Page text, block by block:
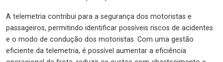
A telemetria contribui para a segurança dos motoristas e
passageiros, permitindo identificar possíveis riscos de acidentes
e o modo de condução dos motoristas. Com uma gestão
eficiente da telemetria, é possível aumentar a eficiência